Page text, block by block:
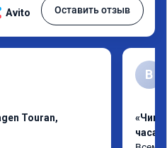
Avito Оставить отзыв
Touran,
В
«Чип
часа»